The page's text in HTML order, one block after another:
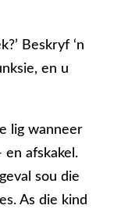
Beskryf ‘n
en u
lig wanneer
en afskakel.
sou die
As die kind